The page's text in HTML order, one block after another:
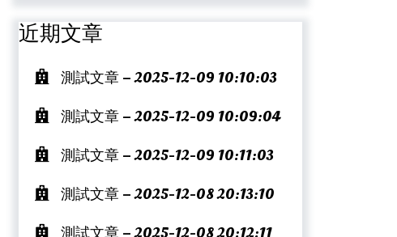
近期文章
測試文章 – 2025-12-09 10:10:03
測試文章 – 2025-12-09 10:09:04
測試文章 – 2025-12-09 10:11:03
測試文章 – 2025-12-08 20:13:10
測試文章 – 2025-12-08 20:12:11